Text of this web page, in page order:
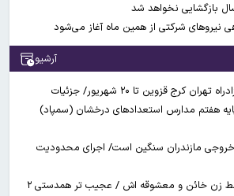
بازگشایی نخواهد شد
نیرو‌های شرکتی از همین ماه آغاز می‌شود
آرشیو
کرج قزوین تا ۲۰ شهریور/ جزئیات
هفتم مدارس استعدادهای درخشان (سمپاد)
مازندران سنگین است/ اجرای محدودیت
قتل پدر خانواده توسط زن خائن و معشوقه اش / عجیب تر همدستی ۲